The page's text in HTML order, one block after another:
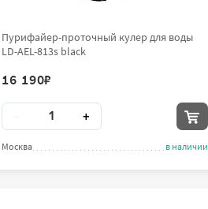
Пурифайер-проточный кулер для воды
LD-AEL-813s black
16 190₽
Количество +
Москва в наличии